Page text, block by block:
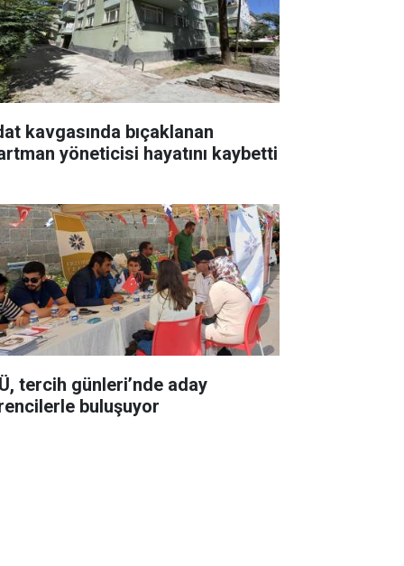
kavgasında bıçaklanan
yöneticisi hayatını kaybetti
tercih günleri’nde aday
buluşuyor